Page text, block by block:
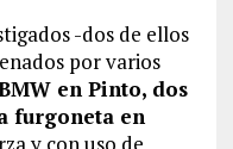
-dos de ellos
por varios
en Pinto, dos
furgoneta en
y con uso de